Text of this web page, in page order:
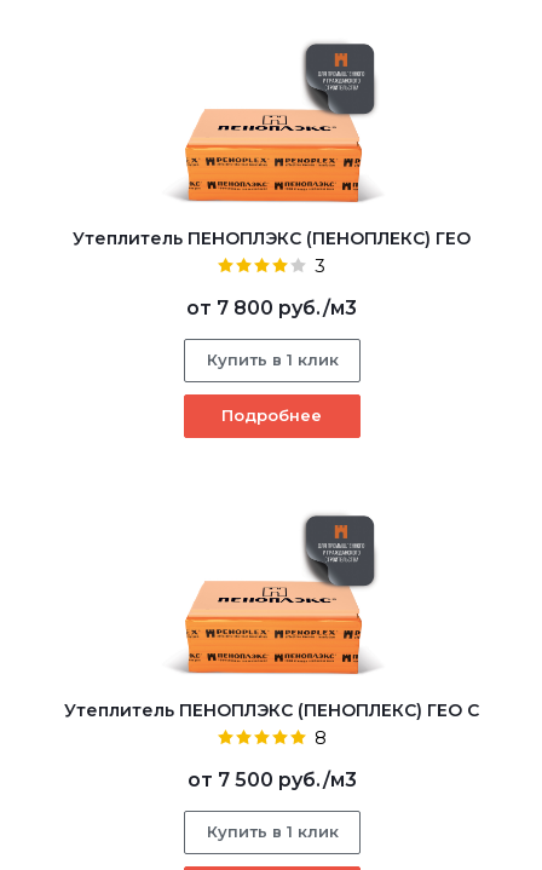
Утеплитель ПЕНОПЛЭКС (ПЕНОПЛЕКС) ГЕО
3
от 7 800 руб./м3
Купить в 1 клик
Подробнее
Утеплитель ПЕНОПЛЭКС (ПЕНОПЛЕКС) ГЕО С
8
от 7 500 руб./м3
Купить в 1 клик